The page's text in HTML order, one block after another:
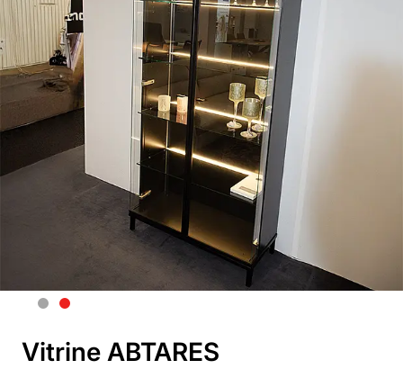
Vitrine ABTARES